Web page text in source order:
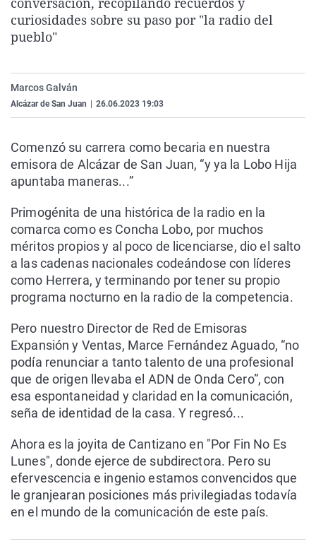
La rosa de los vientos
Caso
Extremadura
Virales
curiosidades sobre su paso por "la radio del
pueblo"
Marcos Galván
Alcázar de San Juan 26.06.2023 19:03
Comenzó su carrera como becaria en nuestra
emisora de Alcázar de San Juan, “y ya la Lobo Hija
apuntaba maneras...”
Primogénita de una histórica de la radio en la
comarca como es Concha Lobo, por muchos
méritos propios y al poco de licenciarse, dio el salto
a las cadenas nacionales codeándose con líderes
como Herrera, y terminando por tener su propio
programa nocturno en la radio de la competencia.
Pero nuestro Director de Red de Emisoras
Expansión y Ventas, Marce Fernández Aguado, “no
podía renunciar a tanto talento de una profesional
que de origen llevaba el ADN de Onda Cero”, con
esa espontaneidad y claridad en la comunicación,
seña de identidad de la casa. Y regresó...
Ahora es la joyita de Cantizano en "Por Fin No Es
Lunes", donde ejerce de subdirectora. Pero su
efervescencia e ingenio estamos convencidos que
le granjearan posiciones más privilegiadas todavía
en el mundo de la comunicación de este país.